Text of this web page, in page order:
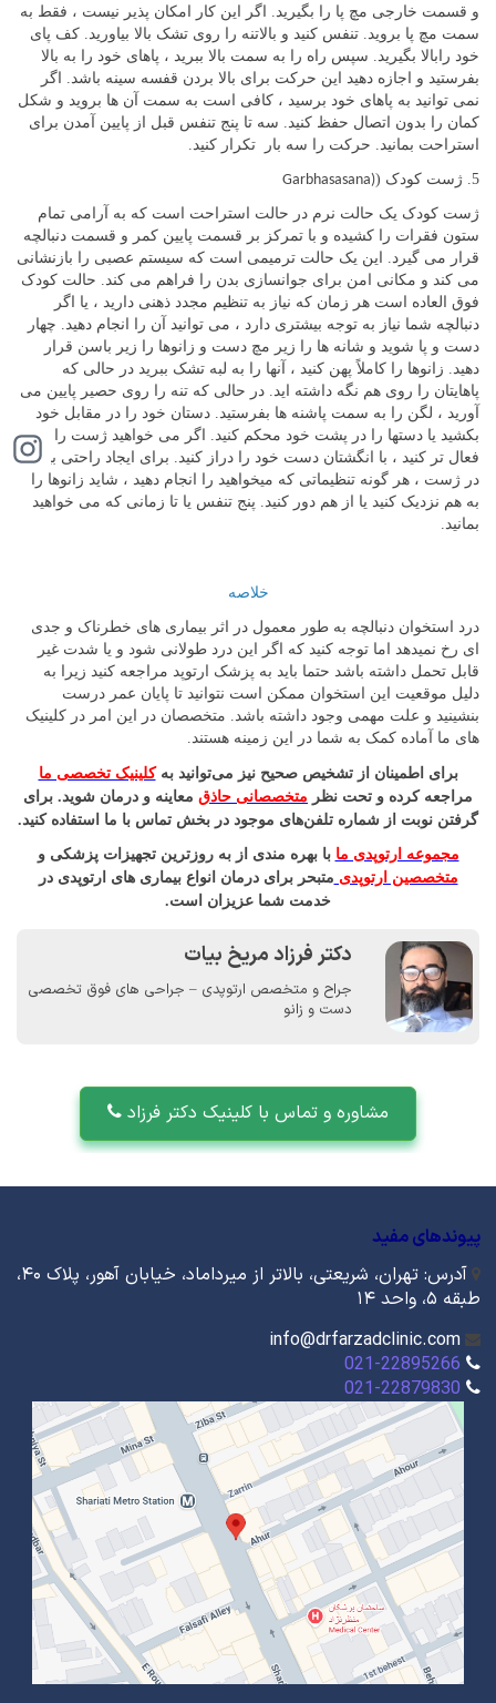
و قسمت خارجی مچ پا را بگیرید. اگر این کار امکان پذیر نیست ، فقط به
سمت مچ پا بروید. تنفس کنید و بالاتنه را روی تشک بالا بیاورید. کف پای
خود رابالا بگیرید. سپس راه را به سمت بالا ببرید ، پاهای خود را به بالا
بفرستید و اجازه دهید این حرکت برای بالا بردن قفسه سینه باشد. اگر
نمی توانید به پاهای خود برسید ، کافی است به سمت آن ها بروید و شکل
کمان را بدون اتصال حفظ کنید. سه تا پنج تنفس قبل از پایین آمدن برای
استراحت بمانید. حرکت را سه بار تکرار کنید.
5. ژست کودک (
Garbhasasana)
ژست کودک یک حالت نرم در حالت استراحت است که به آرامی تمام
ستون فقرات را کشیده و با تمرکز بر قسمت پایین کمر و قسمت دنبالچه
قرار می گیرد. این یک حالت ترمیمی است که سیستم عصبی را بازنشانی
می کند و مکانی امن برای جوانسازی بدن را فراهم می کند. حالت کودک
فوق العاده است هر زمان که نیاز به تنظیم مجدد ذهنی دارید ، یا اگر
دنبالچه شما نیاز به توجه بیشتری دارد ، می توانید آن را انجام دهید. چهار
دست و پا شوید و شانه ها را زیر مچ دست و زانوها را زیر باسن قرار
دهید. زانوها را کاملاً پهن کنید ، آنها را به لبه تشک ببرید در حالی که
پاهایتان را روی هم نگه داشته اید. در حالی که تنه را روی حصیر پایین می
آورید ، لگن را به سمت پاشنه ها بفرستید. دستان خود را در مقابل خود
بکشید یا دستها را در پشت خود محکم کنید. اگر می خواهید ژست را کمی
فعال تر کنید ، با انگشتان دست خود را دراز کنید. برای ایجاد راحتی بیشتر
در ژست ، هر گونه تنظیماتی که میخواهید را انجام دهید ، شاید زانوها را
به هم نزدیک کنید یا از هم دور کنید. پنج تنفس یا تا زمانی که می خواهید
بمانید.
خلاصه
درد استخوان دنبالچه به طور معمول در اثر بیماری های خطرناک و جدی
ای رخ نمیدهد اما توجه کنید که اگر این درد طولانی شود و یا شدت غیر
قابل تحمل داشته باشد حتما باید به پزشک ارتوپد مراجعه کنید زیرا به
دلیل موقعیت این استخوان ممکن است نتوانید تا پایان عمر درست
بنشینید و علت مهمی وجود داشته باشد. متخصصان در این امر در کلینیک
های ما آماده کمک به شما در این زمینه هستند.
برای اطمینان از تشخیص صحیح نیز می‌توانید بهکلینیک تخصصی ما
مراجعه کرده و تحت نظر متخصصانی حاذق معاینه و درمان شوید. برای
گرفتن نوبت از شماره تلفن‌های موجود در بخش تماس با ما استفاده کنید.
مجموعه ارتوپدی ما با بهره مندی از به روزترین تجهیزات پزشکی و
متخصصین ارتوپدی متبحر برای درمان انواع بیماری های ارتوپدی در
خدمت شما عزیزان است.
دکتر فرزاد مریخ بیات
جراح و متخصص ارتوپدی – جراحی های فوق تخصصی
دست و زانو
مشاوره و تماس با کلینیک دکتر فرزاد
پیوندهای مفید
آدرس: تهران، شریعتی، بالاتر از میرداماد، خیابان آهور، پلاک ۴۰،
طبقه ۵، واحد ۱۴
info@drfarzadclinic.com
021-22895266
021-22879830